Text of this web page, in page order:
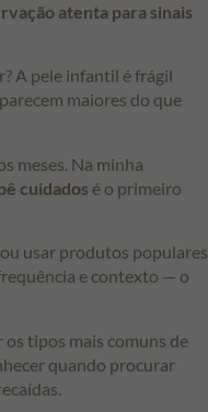
atenta para sinais
A pele infantil é frágil
maiores do que
meses. Na minha
cuidados é o primeiro
usar produtos populares
e contexto — o
tipos mais comuns de
quando procurar